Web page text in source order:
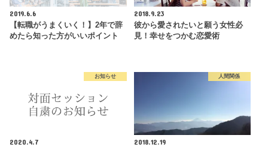
2019.6.6
【転職がうまくいく！】2年で辞
めたら知った方がいいポイント
2018.9.23
彼から愛されたいと願う女性必
見！幸せをつかむ恋愛術
お知らせ
2020.4.7
人間関係
2018.12.19